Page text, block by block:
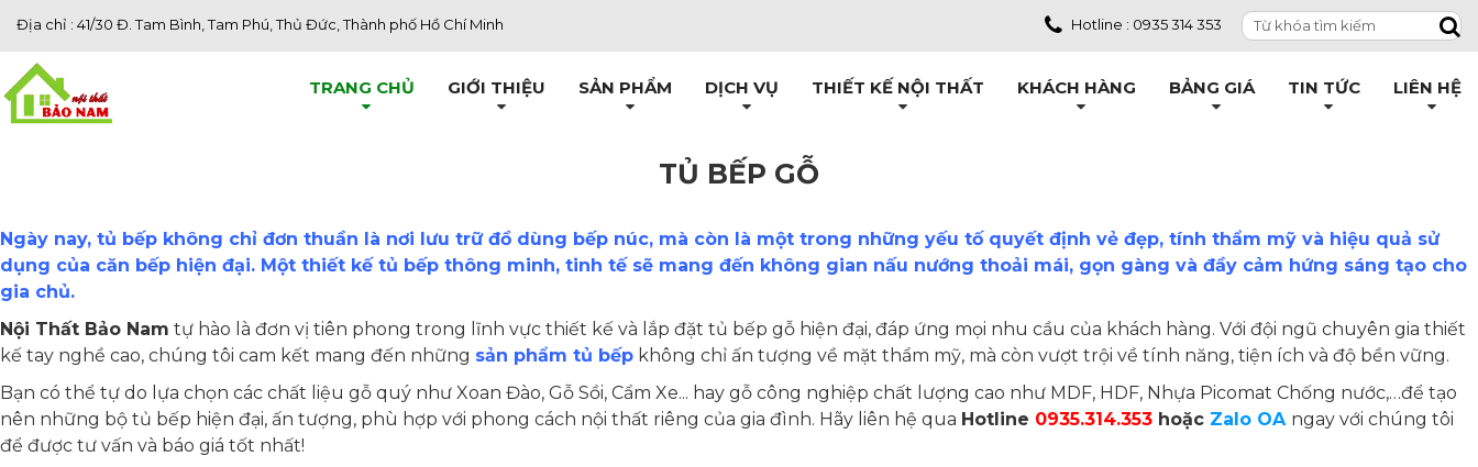
Địa chỉ : 41/30 Đ. Tam Bình, Tam Phú, Thủ Đức, Thành phố Hồ Chí Minh Hotline : 0935 314 353
TRANG CHỦ GIỚI THIỆU SẢN PHẨM DỊCH VỤ THIẾT KẾ NỘI THẤT KHÁCH HÀNG BẢNG GIÁ TIN TỨC LIÊN HỆ
TỦ BẾP GỖ
Ngày nay, tủ bếp không chỉ đơn thuần là nơi lưu trữ đồ dùng bếp núc, mà còn là một trong những yếu tố quyết định vẻ đẹp, tính thẩm mỹ và hiệu quả sử
dụng của căn bếp hiện đại. Một thiết kế tủ bếp thông minh, tinh tế sẽ mang đến không gian nấu nướng thoải mái, gọn gàng và đầy cảm hứng sáng tạo cho
gia chủ.
Nội Thất Bảo Nam tự hào là đơn vị tiên phong trong lĩnh vực thiết kế và lắp đặt tủ bếp gỗ hiện đại, đáp ứng mọi nhu cầu của khách hàng. Với đội ngũ chuyên gia thiết
kế tay nghề cao, chúng tôi cam kết mang đến những sản phẩm tủ bếp không chỉ ấn tượng về mặt thẩm mỹ, mà còn vượt trội về tính năng, tiện ích và độ bền vững.
Bạn có thể tự do lựa chọn các chất liệu gỗ quý như Xoan Đào, Gỗ Sồi, Cẩm Xe... hay gỗ công nghiệp chất lượng cao như MDF, HDF, Nhựa Picomat Chống nước,…để tạo
nên những bộ tủ bếp hiện đại, ấn tượng, phù hợp với phong cách nội thất riêng của gia đình. Hãy liên hệ qua Hotline 0935.314.353 hoặc Zalo OA ngay với chúng tôi
để được tư vấn và báo giá tốt nhất!